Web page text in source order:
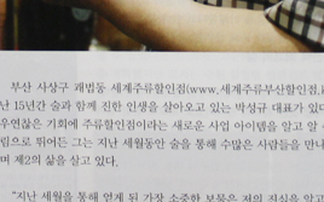
Total 115건1 페이지